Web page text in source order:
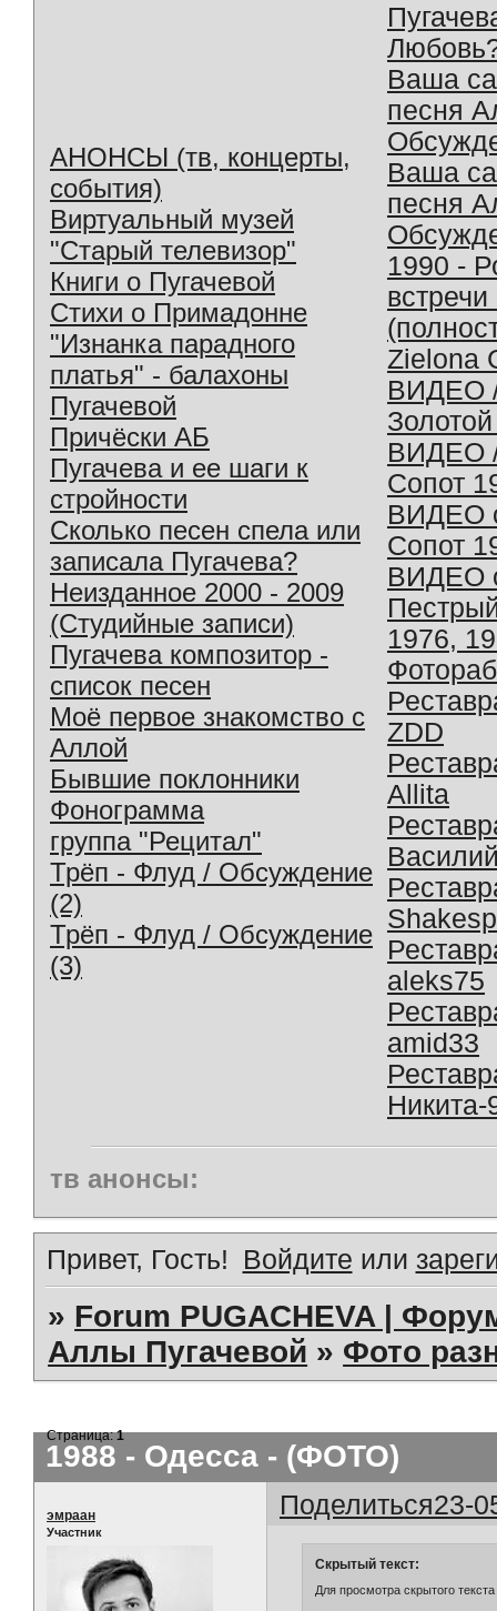
АНОНСЫ (тв, концерты,
события)
Виртуальный музей
"Старый телевизор"
Книги о Пугачевой
Стихи о Примадонне
"Изнанка парадного
платья" - балахоны
Пугачевой
Причёски АБ
Пугачева и ее шаги к
стройности
Сколько песен спела или
записала Пугачева?
Неизданное 2000 - 2009
(Студийные записи)
Пугачева композитор -
список песен
Моё первое знакомство с
Аллой
Бывшие поклонники
Фонограмма
группа "Рецитал"
Трёп - Флуд / Обсуждение
(2)
Трёп - Флуд / Обсуждение
(3)
Ваша
песня
Ваша
песня
1990 -
Zielona
ВИДЕО
ВИДЕО
Сопот
ВИДЕО
Сопот
ВИДЕО
1976,
ZDD
Allita
aleks75
amid33
Никита-
тв анонсы:
Привет, Гость! Войдите или
» Forum PUGACHEVA |
Аллы Пугачевой » Фото
1988 - Одесса - (ФОТО)
Страница:1
Поделиться23-
эмраан
Участник
Скрытый текст:
Для просмотра скрытого